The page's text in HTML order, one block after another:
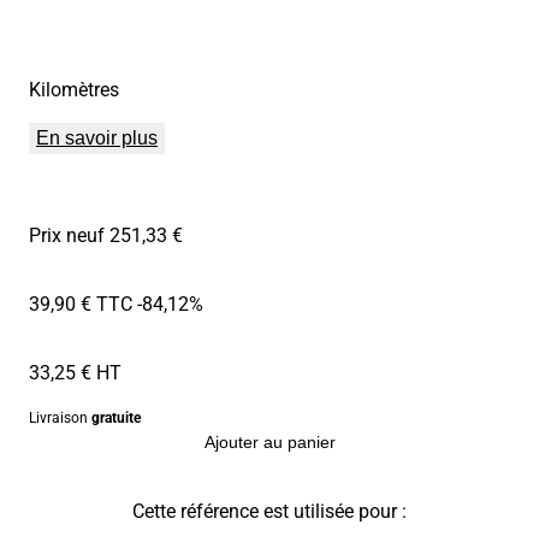
Kilomètres
En savoir plus
Prix neuf 251,33 €
39,90 € TTC-84,12%
33,25 € HT
Livraison gratuite
Ajouter au panier
Cette référence est utilisée pour :